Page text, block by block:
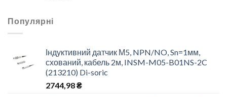
Популярні
Індуктивний датчик М5, NPN/NO, Sn=1мм,
схований, кабель 2м, INSM-M05-B01NS-2C
(213210) Di-soric
2744,98₴